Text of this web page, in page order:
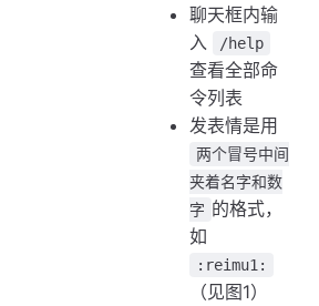
聊天框内输
入
/help
查看全部命
令列表
发表情是用
两个冒号中间
夹着名字和数
字 的格式，
如
:reimu1:
（见图1）